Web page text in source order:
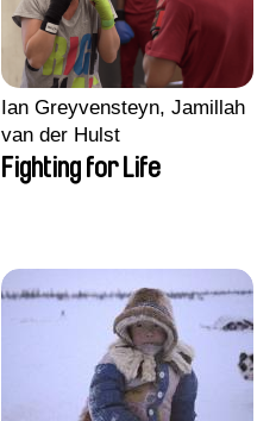
Ian Greyvensteyn, Jamillah
van der Hulst
Fighting for Life